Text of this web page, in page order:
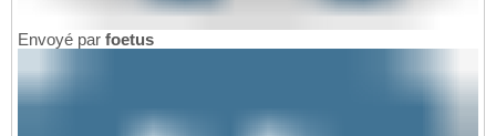
Envoyé par foetus